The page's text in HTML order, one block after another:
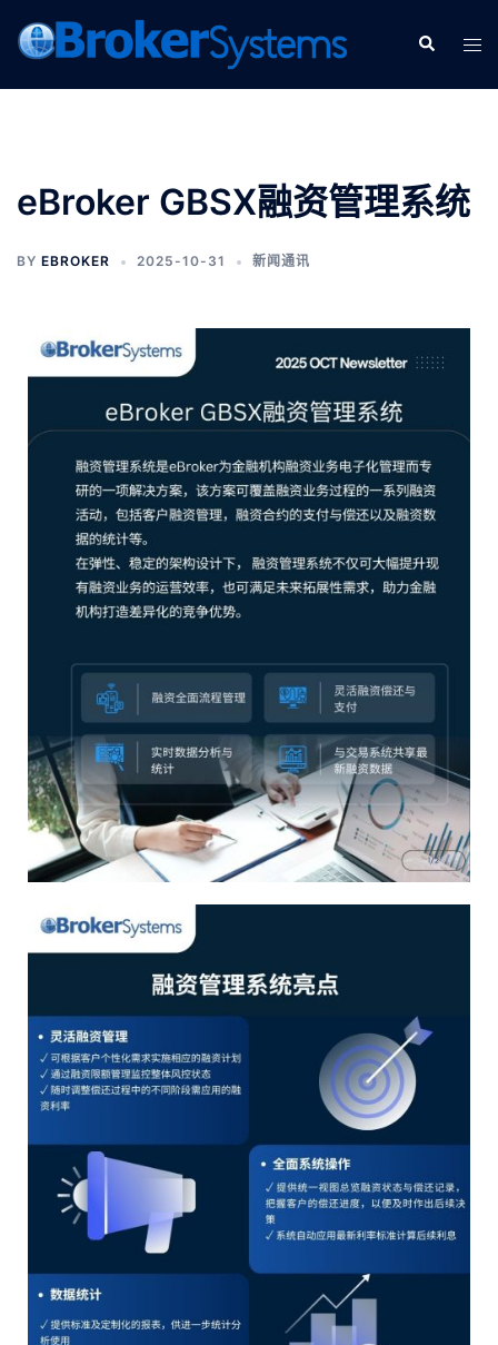
eBroker GBSX融资管理系统
BY EBROKER 2025-10-31 新闻通讯